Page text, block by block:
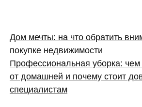
Дом мечты: на что обратить
покупке недвижимости
Профессиональная уборка: чем
от домашней и почему стоит
специалистам